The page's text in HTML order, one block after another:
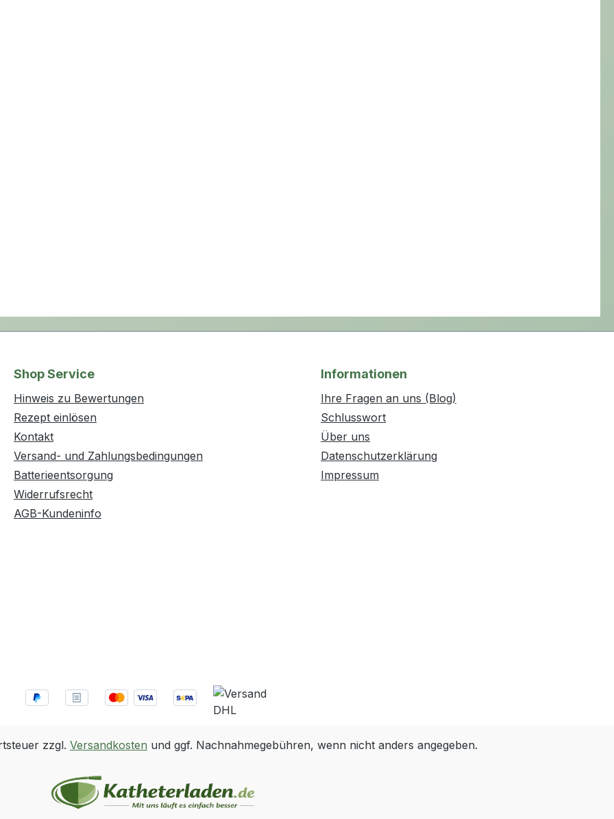
Shop Service
Hinweis zu Bewertungen
Rezept einlösen
Kontakt
Versand- und Zahlungsbedingungen
Batterieentsorgung
Widerrufsrecht
AGB-Kundeninfo
Informationen
Ihre Fragen an uns (Blog)
Schlusswort
Über uns
Datenschutzerklärung
Impressum
zzgl. Versandkosten und ggf. Nachnahmegebühren, wenn nicht anders angegeben.